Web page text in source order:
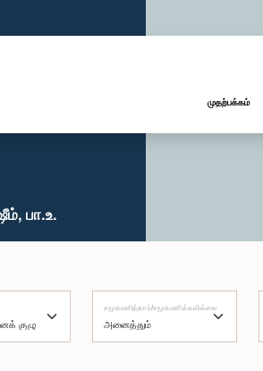
முதற்பக்கம்
பா.உ.
சமூகமளித்தார்/சமூகமளிக்கவில்லை